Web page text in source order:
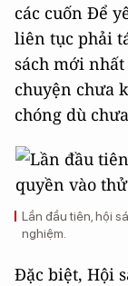
các cuốn Để
liên tục phải
sách mới
chuyện chưa
chóng dù
Lần đầu tiên, hội
nghiệm.
Đặc biệt, Hội